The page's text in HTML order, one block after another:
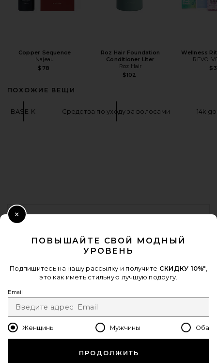
Copper Sequence
Najeau
$78
Roz Hair Foundation
Conditioner Liter
Roz Hair
$102
Wellness
ПОХОЖИЕ ВЕЩИ
BASE-K Средства по уходу за волосами 14k
FOOTER
ПОЛУЧИТЕ СКИДКУ 10%
Отписаться можно в любой момент.политика
Change Country Regions
ru USD
ПОВЫШАЙТЕ СВОЙ МОДНЫЙ
УРОВЕНЬ
Подпишитесь на нашу рассылку и получите СКИДКУ 10%*
это как иметь стильную лучшую подругу.
Email
Женщины Мужчины Оба
ПРОДОЛЖИТЬ
Close Modal